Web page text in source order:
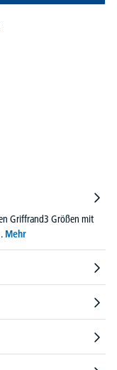
Griffrand3 Größen mit
Mehr